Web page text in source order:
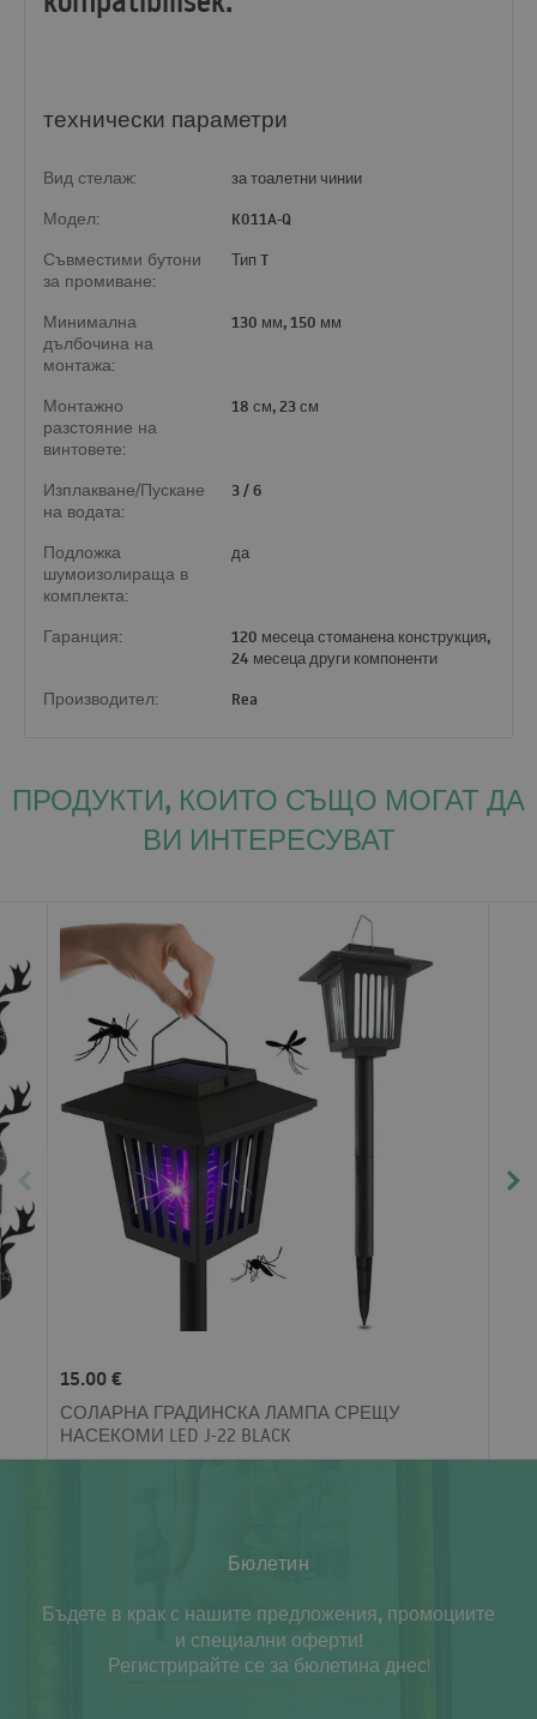
технически параметри
Вид стелаж:
за тоалетни чинии
Модел:
K011A-Q
Съвместими бутони
за промиване:
Тип T
Минимална
дълбочина на
монтажа:
130 мм, 150 мм
Монтажно
разстояние на
винтовете:
18 см, 23 см
Изплакване/Пускане
на водата:
3 / 6
Подложка
шумоизолираща в
комплекта:
да
Гаранция:
120 месеца стоманена конструкция,
24 месеца други компоненти
Производител:
Rea
ПРОДУКТИ, КОИТО СЪЩО МОГАТ ДА
ВИ ИНТЕРЕСУВАТ
15.00 €
СОЛАРНА ГРАДИНСКА ЛАМПА СРЕЩУ
НАСЕКОМИ LED J-22 BLACK
Бюлетин
Бъдете в крак с нашите предложения, промоциите
и специални оферти!
Регистрирайте се за бюлетина днес!